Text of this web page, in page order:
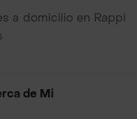
a domicilio en Rappi
de Mi